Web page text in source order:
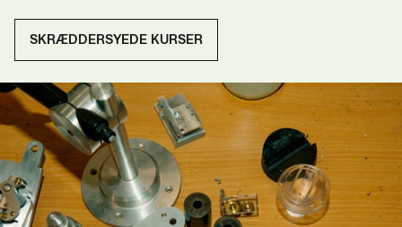
SKRÆDDERSYEDE KURSER